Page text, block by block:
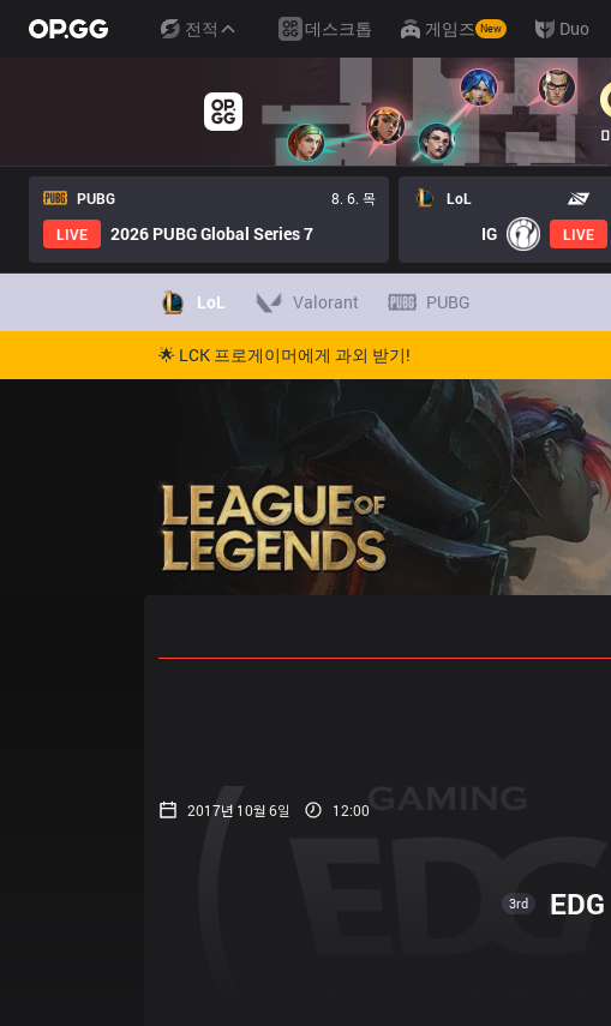
전적 데스크톱 게임즈 New Duo
PUBG
8. 6. 목
LIVE
2026 PUBG Global Series 7
LoL
IG LIVE
LoL Valorant PUBG
🌟 LCK 프로게이머에게 과외 받기!
2017년 10월 6일 12:00
3rd EDG